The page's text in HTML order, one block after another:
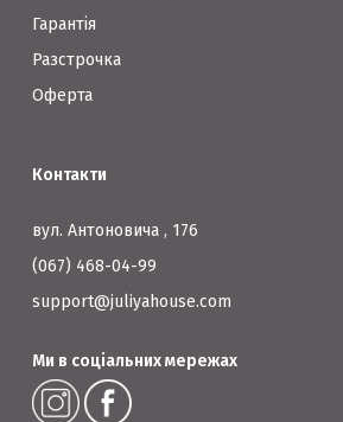
Гарантія
Разстрочка
Оферта
Контакти
вул. Антоновича , 176
(067) 468-04-99
support@juliyahouse.com
Ми в соціальних мережах